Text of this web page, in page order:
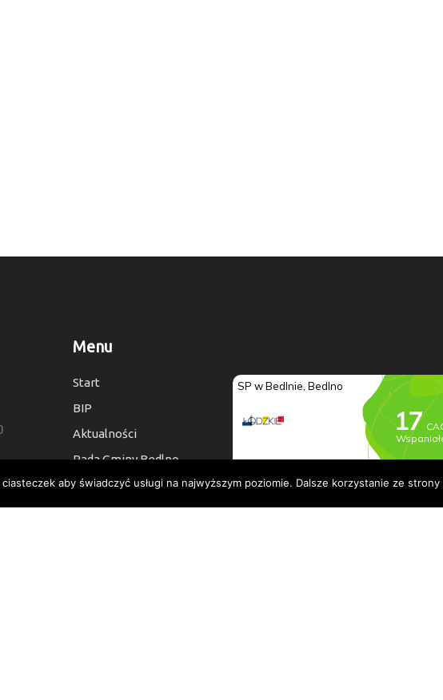
Menu
Start
BIP
Aktualności
Rada Gminy Bedlno
Kontakt
Deklaracja dostępności
aby świadczyć usługi na najwyższym poziomie. Dalsze korzystanie ze